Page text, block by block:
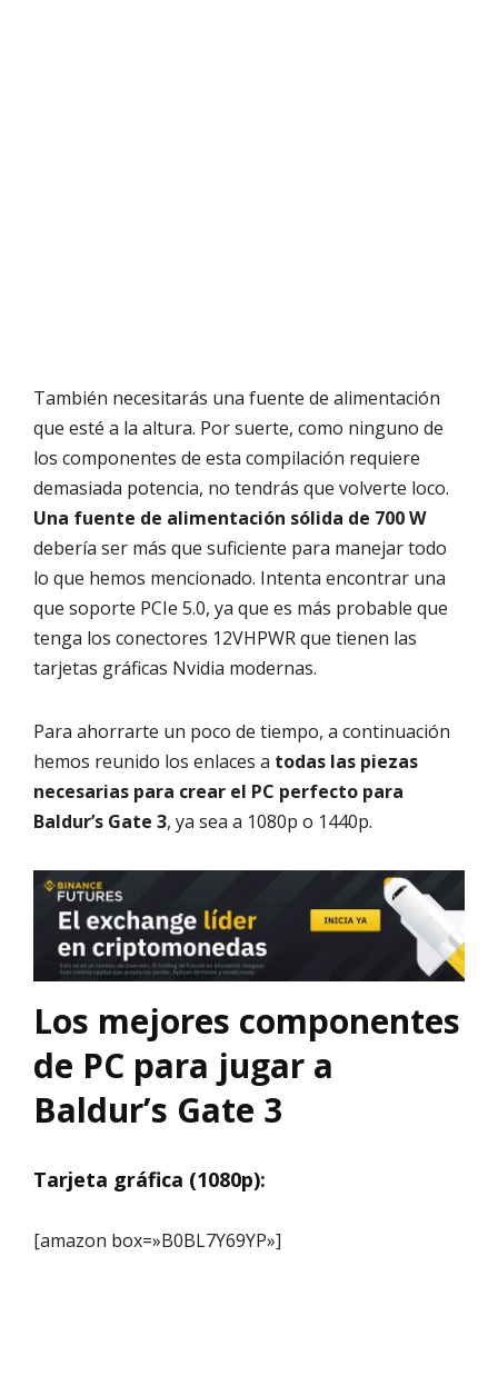
También necesitarás una fuente de alimentación
que esté a la altura. Por suerte, como ninguno de
los componentes de esta compilación requiere
demasiada potencia, no tendrás que volverte loco.
Una fuente de alimentación sólida de 700 W
debería ser más que suficiente para manejar todo
lo que hemos mencionado. Intenta encontrar una
que soporte PCIe 5.0, ya que es más probable que
tenga los conectores 12VHPWR que tienen las
tarjetas gráficas Nvidia modernas.
Para ahorrarte un poco de tiempo, a continuación
hemos reunido los enlaces a todas las piezas
necesarias para crear el PC perfecto para
Baldur’s Gate 3, ya sea a 1080p o 1440p.
Los mejores componentes
de PC para jugar a
Baldur’s Gate 3
Tarjeta gráfica (1080p):
[amazon box=»B0BL7Y69YP»]